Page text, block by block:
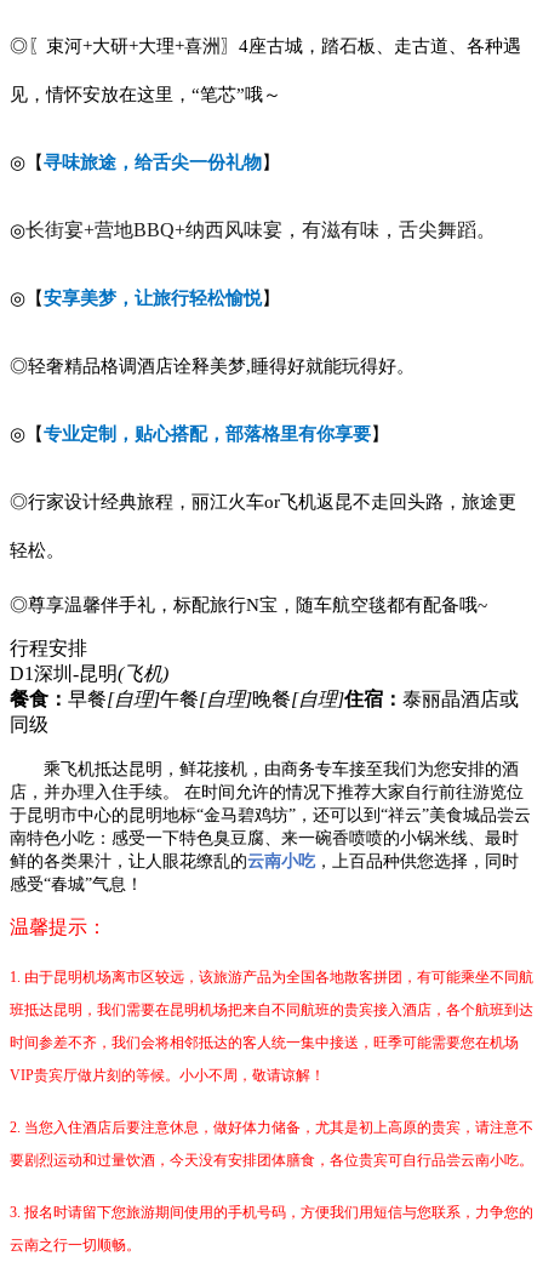
◎〖束河+大研+大理+喜洲〗4座古城，踏石板、走古道、各种遇
见，情怀安放在这里，“笔芯”哦～
◎【寻味旅途，给舌尖一份礼物】
◎长街宴+营地BBQ+纳西风味宴，有滋有味，舌尖舞蹈。
◎【安享美梦，让旅行轻松愉悦】
◎轻奢精品格调酒店诠释美梦,睡得好就能玩得好。
◎【专业定制，贴心搭配，部落格里有你享要】
◎行家设计经典旅程，丽江火车or飞机返昆不走回头路，旅途更
轻松。
◎尊享温馨伴手礼，标配旅行N宝，随车航空毯都有配备哦~
行程安排
D1深圳-昆明(飞机)
餐食： 早餐[自理]午餐[自理]晚餐[自理]住宿： 泰丽晶酒店或
同级
乘飞机抵达昆明，鲜花接机，由商务专车接至我们为您安排的酒
店，并办理入住手续。
在时间允许的情况下推荐大家自行前往游览位
于昆明市中心的昆明地标“金马碧鸡坊”，还可以到“祥云”美食城品尝云
南特色小吃：感受一下特色臭豆腐、来一碗香喷喷的小锅米线、最时
鲜的各类果汁，让人眼花缭乱的云南小吃，上百品种供您选择，同时
感受“春城”气息！
温馨提示：
1. 由于昆明机场离市区较远，该旅游产品为全国各地散客拼团，有可能乘坐不同航
班抵达昆明，我们需要在昆明机场把来自不同航班的贵宾接入酒店，各个航班到达
时间参差不齐，我们会将相邻抵达的客人统一集中接送，旺季可能需要您在机场
VIP贵宾厅做片刻的等候。小小不周，敬请谅解！
2. 当您入住酒店后要注意休息，做好体力储备，尤其是初上高原的贵宾，请注意不
要剧烈运动和过量饮酒，今天没有安排团体膳食，各位贵宾可自行品尝云南小吃。
3. 报名时请留下您旅游期间使用的手机号码，方便我们用短信与您联系，力争您的
云南之行一切顺畅。